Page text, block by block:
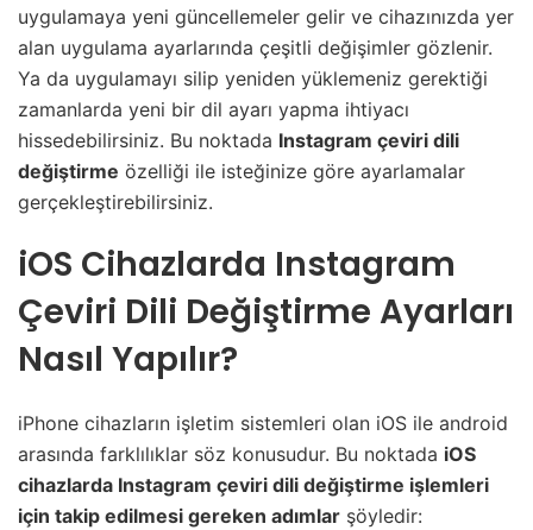
uygulamaya yeni güncellemeler gelir ve cihazınızda yer
alan uygulama ayarlarında çeşitli değişimler gözlenir.
Ya da uygulamayı silip yeniden yüklemeniz gerektiği
zamanlarda yeni bir dil ayarı yapma ihtiyacı
hissedebilirsiniz. Bu noktada Instagram çeviri dili
değiştirme özelliği ile isteğinize göre ayarlamalar
gerçekleştirebilirsiniz.
iOS Cihazlarda Instagram
Çeviri Dili Değiştirme Ayarları
Nasıl Yapılır?
iPhone cihazların işletim sistemleri olan iOS ile android
arasında farklılıklar söz konusudur. Bu noktada iOS
cihazlarda Instagram çeviri dili değiştirme işlemleri
için takip edilmesi gereken adımlar şöyledir: